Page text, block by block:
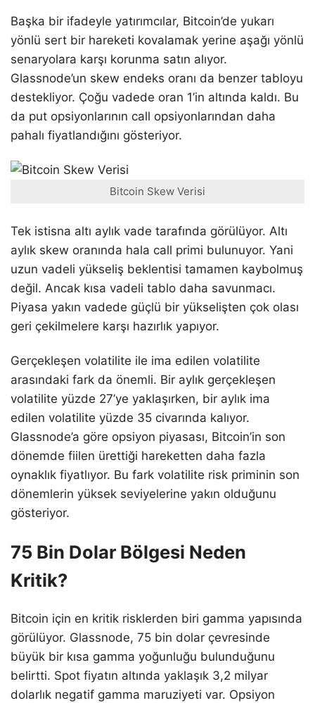
Başka bir ifadeyle yatırımcılar, Bitcoin’de yukarı
yönlü sert bir hareketi kovalamak yerine aşağı yönlü
senaryolara karşı korunma satın alıyor.
Glassnode’un skew endeks oranı da benzer tabloyu
destekliyor. Çoğu vadede oran 1’in altında kaldı. Bu
da put opsiyonlarının call opsiyonlarından daha
pahalı fiyatlandığını gösteriyor.
Bitcoin Skew Verisi
Tek istisna altı aylık vade tarafında görülüyor. Altı
aylık skew oranında hala call primi bulunuyor. Yani
uzun vadeli yükseliş beklentisi tamamen kaybolmuş
değil. Ancak kısa vadeli tablo daha savunmacı.
Piyasa yakın vadede güçlü bir yükselişten çok olası
geri çekilmelere karşı hazırlık yapıyor.
Gerçekleşen volatilite ile ima edilen volatilite
arasındaki fark da önemli. Bir aylık gerçekleşen
volatilite yüzde 27’ye yaklaşırken, bir aylık ima
edilen volatilite yüzde 35 civarında kalıyor.
Glassnode’a göre opsiyon piyasası, Bitcoin’in son
dönemde fiilen ürettiği hareketten daha fazla
oynaklık fiyatlıyor. Bu fark volatilite risk priminin son
dönemlerin yüksek seviyelerine yakın olduğunu
gösteriyor.
75 Bin Dolar Bölgesi Neden
Kritik?
Bitcoin için en kritik risklerden biri gamma yapısında
görülüyor. Glassnode, 75 bin dolar çevresinde
büyük bir kısa gamma yoğunluğu bulunduğunu
belirtti. Spot fiyatın altında yaklaşık 3,2 milyar
dolarlık negatif gamma maruziyeti var. Opsiyon